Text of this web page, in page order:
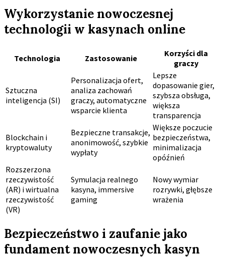
Wykorzystanie nowoczesnej
technologii w kasynach online
Technologia Zastosowanie
Korzyści dla
graczy
Sztuczna
inteligencja (SI)
Personalizacja ofert,
analiza zachowań
graczy, automatyczne
wsparcie klienta
Lepsze
dopasowanie gier,
szybsza obsługa,
większa
transparencja
Blockchain i
kryptowaluty
Bezpieczne transakcje,
anonimowość, szybkie
wypłaty
Większe poczucie
bezpieczeństwa,
minimalizacja
opóźnień
Rozszerzona
rzeczywistość
(AR) i wirtualna
rzeczywistość
(VR)
Symulacja realnego
kasyna, immersive
gaming
Nowy wymiar
rozrywki, głębsze
wrażenia
Bezpieczeństwo i zaufanie jako
fundament nowoczesnych kasyn